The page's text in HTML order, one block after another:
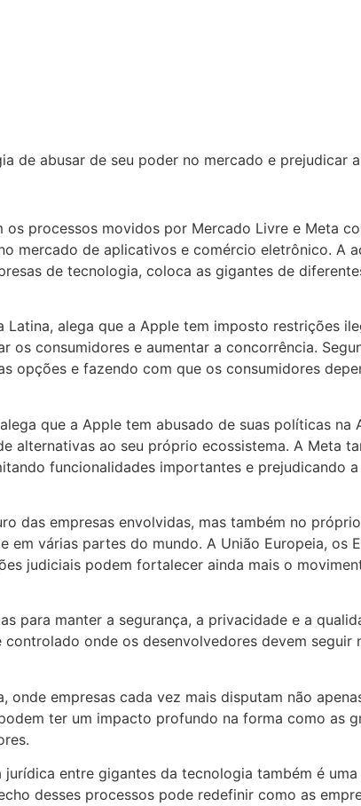
de abusar de seu poder no mercado e prejudicar
processos movidos por Mercado Livre e Meta
mercado de aplicativos e comércio eletrônico. A
de tecnologia, coloca as gigantes de
alega que a Apple tem imposto restrições
consumidores e aumentar a concorrência.
opções e fazendo com que os consumidores
que a Apple tem abusado de suas políticas
alternativas ao seu próprio ecossistema. A Meta
funcionalidades importantes e prejudicando
das empresas envolvidas, mas também no
várias partes do mundo. A União Europeia, os
judiciais podem fortalecer ainda mais o
para manter a segurança, a privacidade e a
onde os desenvolvedores devem
empresas cada vez mais disputam não
ter um impacto profundo na forma como as
entre gigantes da tecnologia também é
desses processos pode redefinir como as